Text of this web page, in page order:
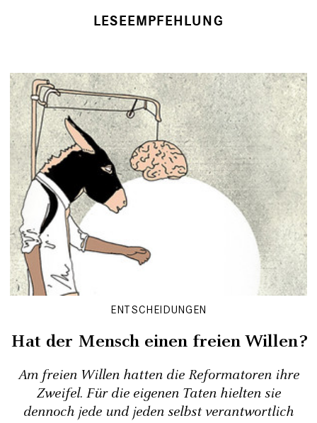
LESEEMPFEHLUNG
ENTSCHEIDUNGEN
Hat der Mensch einen freien Willen?
Am freien Willen hatten die Reformatoren ihre
Zweifel. Für die eigenen Taten hielten sie
dennoch jede und jeden selbst verantwortlich